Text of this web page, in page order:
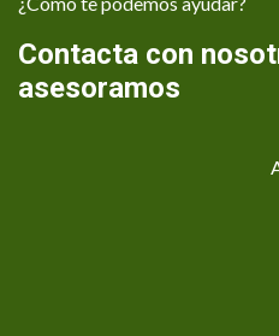
Contacta con
asesoramos